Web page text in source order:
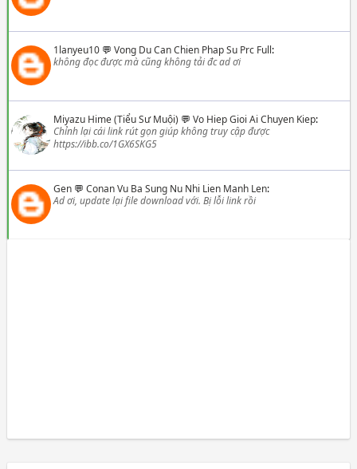
1lanyeu10💬 Vong Du Can Chien Phap Su Prc Full:
không đọc được mà cũng không tải đc ad ơi
Miyazu Hime (Tiểu Sư Muội) 💬 Vo Hiep Gioi Ai Chuyen Kiep:
Chỉnh lại cái link rút gọn giúp không truy cập được
https://ibb.co/1GX6SKG5
Gen💬 Conan Vu Ba Sung Nu Nhi Lien Manh Len:
Ad ơi, update lại file download với. Bị lỗi link rồi